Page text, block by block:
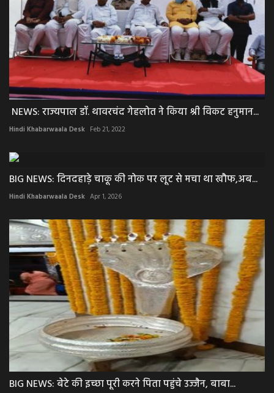
NEWS: राज्यपाल डॉ. थावरचंद गेहलोत ने किया श्री विकट हनुमान...
Hindi Khabarwaala Desk Feb 21, 2022
BIG NEWS: दिनदहाड़े चाकू की नोक पर लूट से मचा था खौफ,अब...
Hindi Khabarwaala Desk Apr 1, 2026
BIG NEWS: बेटे की इच्छा पूरी करने पिता पहुंचे उज्जैन, बाबा...